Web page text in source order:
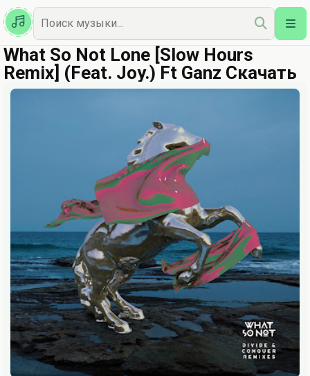
Казахская
Наш Топ
What So Not Lone [Slow Hours
Remix] (Feat. Joy.) Ft Ganz Скачать